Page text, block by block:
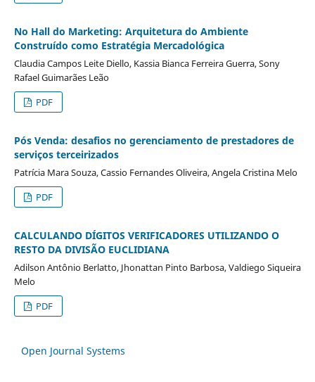
No Hall do Marketing: Arquitetura do Ambiente
Construído como Estratégia Mercadológica
Claudia Campos Leite Diello, Kassia Bianca Ferreira Guerra, Sony
Rafael Guimarães Leão
PDF
Pós Venda: desafios no gerenciamento de prestadores de
serviços terceirizados
Patrícia Mara Souza, Cassio Fernandes Oliveira, Angela Cristina Melo
PDF
CALCULANDO DÍGITOS VERIFICADORES UTILIZANDO O
RESTO DA DIVISÃO EUCLIDIANA
Adilson Antônio Berlatto, Jhonattan Pinto Barbosa, Valdiego Siqueira
Melo
PDF
Open Journal Systems